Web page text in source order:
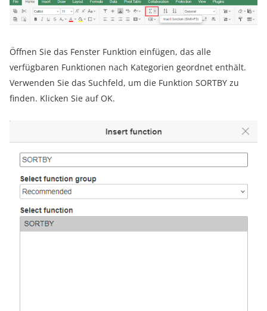
Öffnen Sie das Fenster Funktion einfügen, das alle
verfügbaren Funktionen nach Kategorien geordnet enthält.
Verwenden Sie das Suchfeld, um die Funktion SORTBY zu
finden. Klicken Sie auf OK.